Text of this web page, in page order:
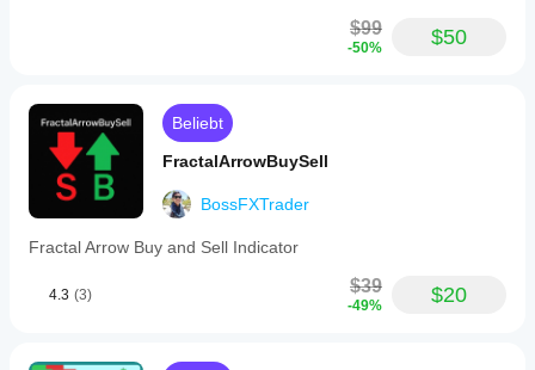
$99
-50% $50
Beliebt
FractalArrowBuySell
BossFXTrader
Fractal Arrow Buy and Sell Indicator
4.3 (3) $39
-49% $20